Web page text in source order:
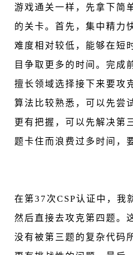
游戏通关一样，先拿下简
的关卡。首先，集中精力
难度相对较低，能够在短
目争取更多的时间。完成
擅长领域选择接下来要攻
算法比较熟悉，可以先尝
更有把握，可以先解决第
题卡住而浪费过多时间，
在第37次CSP认证中，我
然后直接去攻克第四题。
没有被第三题的复杂代码